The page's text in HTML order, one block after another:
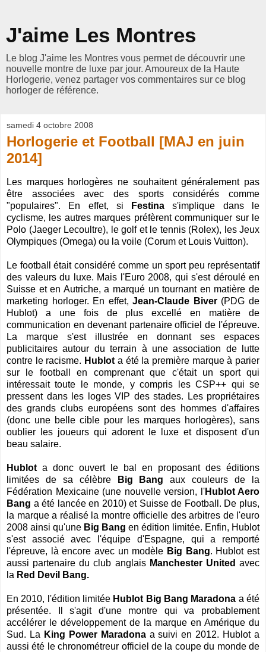
J'aime Les Montres
Le blog J'aime les Montres vous permet de découvrir une
nouvelle montre de luxe par jour. Amoureux de la Haute
Horlogerie, venez partager vos commentaires sur ce blog
horloger de référence.
samedi 4 octobre 2008
Horlogerie et Football [MAJ en juin
2014]
Les marques horlogères ne souhaitent généralement pas
être associées avec des sports considérés comme
"populaires". En effet, si
Festina s'implique dans le
cyclisme, les autres marques préfèrent communiquer sur le
Polo (Jaeger Lecoultre), le golf et le tennis (Rolex), les Jeux
Olympiques (Omega) ou la voile (Corum et Louis Vuitton).
Le football était considéré comme un sport peu représentatif
des valeurs du luxe. Mais l'Euro 2008, qui s'est déroulé en
Suisse et en Autriche, a marqué un tournant en matière de
marketing horloger. En effet,Jean-Claude Biver(PDG de
Hublot) a une fois de plus excellé en matière de
communication en devenant partenaire officiel de l'épreuve.
La marque s'est illustrée en donnant ses espaces
publicitaires autour du terrain à une association de lutte
contre le racisme. Hublot a été la première marque à parier
sur le football en comprenant que c'était un sport qui
intéressait toute le monde, y compris les CSP++ qui se
pressent dans les loges VIP des stades. Les propriétaires
des grands clubs européens sont des hommes d'affaires
(donc une belle cible pour les marques horlogères), sans
oublier les joueurs qui adorent le luxe et disposent d'un
beau salaire.
Hublot a donc ouvert le bal en proposant des éditions
limitées de sa célèbre
Big Bang aux couleurs de la
Fédération Mexicaine (une nouvelle version, l'Hublot Aero
Bang a été lancée en 2010) et Suisse de Football. De plus,
la marque a réalisé la montre officielle des arbitres de l'euro
2008 ainsi qu'une Big Bang en édition limitée. Enfin, Hublot
s'est associé avec l'équipe d'Espagne, qui a remporté
l'épreuve, là encore avec un modèle Big Bang. Hublot est
aussi partenaire du club anglais Manchester United avec
la Red Devil Bang.
En 2010, l'édition limitée Hublot Big Bang Maradona a été
présentée. Il s'agit d'une montre qui va probablement
accélérer le développement de la marque en Amérique du
Sud. La King Power Maradonaa suivi en 2012. Hublot a
aussi été le chronométreur officiel de la coupe du monde de